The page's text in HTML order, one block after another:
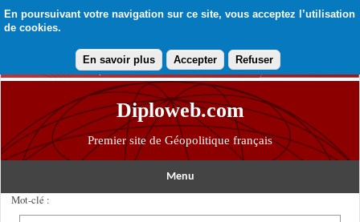
En poursuivant votre navigation sur ce site, vous acceptez l’utilisation
de cookies.
En savoir plus Accepter Refuser
Diploweb.com
Premier site de Géopolitique français
Menu
Mot-clé :